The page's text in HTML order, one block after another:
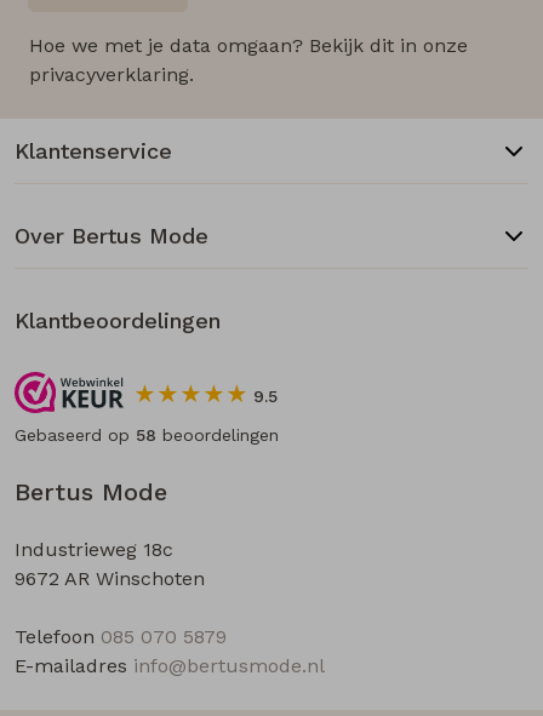
Hoe we met je data omgaan? Bekijk dit in onze
privacyverklaring.
Bertus Mode
Industrieweg 18c
9672 AR Winschoten
Telefoon 085 070 5879
E-mailadres info@bertusmode.nl
Klantenservice
Over Bertus Mode
Klantbeoordelingen
9.5
Gebaseerd op 58 beoordelingen